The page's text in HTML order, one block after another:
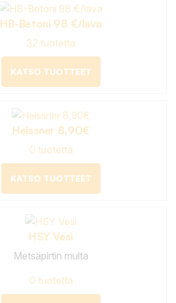
HB-Betoni 98 €/lava
32 tuotetta
KATSO TUOTTEET
Heissner 8,90€
0 tuotetta
KATSO TUOTTEET
HSY Vesi
Metsäpirtin multa
0 tuotetta